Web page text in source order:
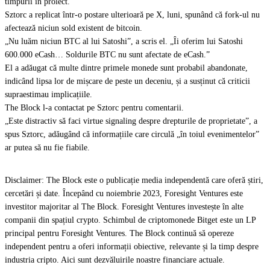
Sztorc a replicat într-o postare ulterioară pe X, luni, spunând că fork-ul nu
afectează niciun sold existent de bitcoin.
„Nu luăm niciun BTC al lui Satoshi”, a scris el. „Îi oferim lui Satoshi
600.000 eCash… Soldurile BTC nu sunt afectate de eCash.”
El a adăugat că multe dintre primele monede sunt probabil abandonate,
indicând lipsa lor de mișcare de peste un deceniu, și a susținut că criticii
supraestimau implicațiile.
The Block l-a contactat pe Sztorc pentru comentarii.
„Este distractiv să faci virtue signaling despre drepturile de proprietate”, a
spus Sztorc, adăugând că informațiile care circulă „în toiul evenimentelor”
ar putea să nu fie fiabile.
Disclaimer: The Block este o publicație media independentă care oferă știri,
cercetări și date. Începând cu noiembrie 2023, Foresight Ventures este
investitor majoritar al The Block. Foresight Ventures investește în alte
companii din spațiul crypto. Schimbul de criptomonede Bitget este un LP
principal pentru Foresight Ventures. The Block continuă să opereze
independent pentru a oferi informații obiective, relevante și la timp despre
industria cripto. Aici sunt dezvăluirile noastre financiare actuale.